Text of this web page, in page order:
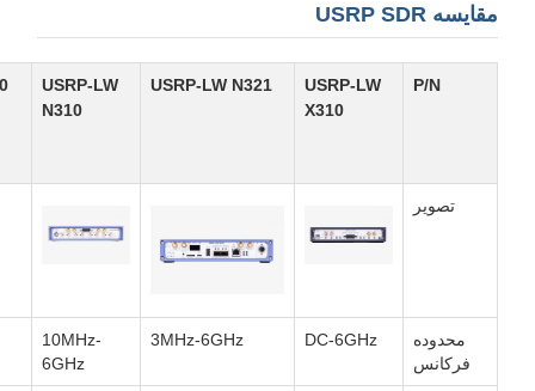
مقایسه USRP SDR
P/N
USRP-LW
X310
USRP-LW N321
USRP-LW
N310
تصویر
محدوده
فرکانس
DC-6GHz
3MHz-6GHz
10MHz-
6GHz